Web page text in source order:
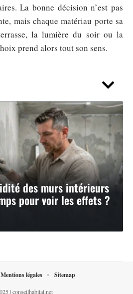
des murs intérieurs
pour voir les effets ?
La bonne décision n’est pas
mais chaque matériau porte sa
la lumière du soir ou la
prend alors tout son sens.
| conseilhabitat.net
Mentions légales Sitemap